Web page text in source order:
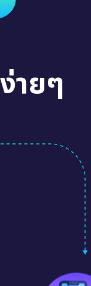
ายๆ